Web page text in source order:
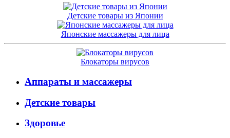
Детские товары из Японии
Японские массажеры для лица
Блокаторы вирусов
Аппараты и массажеры
Детские товары
Здоровье